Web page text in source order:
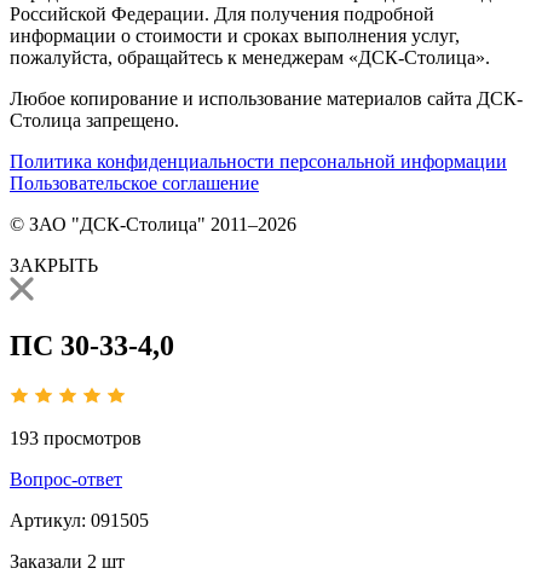
Российской Федерации. Для получения подробной
информации о стоимости и сроках выполнения услуг,
пожалуйста, обращайтесь к менеджерам «ДСК-Столица».
Любое копирование и использование материалов сайта ДСК-
Столица запрещено.
Политика конфиденциальности персональной информации
Пользовательское соглашение
© ЗАО "ДСК-Столица" 2011–2026
ЗАКРЫТЬ
ПС 30-33-4,0
193 просмотров
Вопрос-ответ
Артикул: 091505
Заказали 2 шт